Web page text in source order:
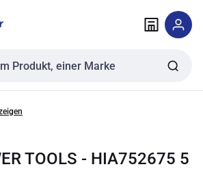
TOOLS - HIA752675 5